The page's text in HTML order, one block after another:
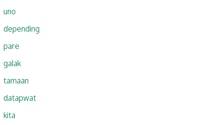
uno
depending
pare
galak
tamaan
datapwat
kita